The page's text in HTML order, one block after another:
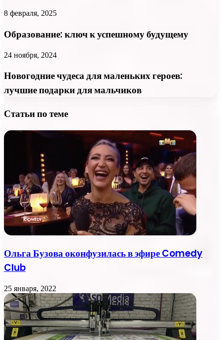
8 февраля, 2025
Образование: ключ к успешному будущему
24 ноября, 2024
Новогодние чудеса для маленьких героев:
лучшие подарки для мальчиков
Статьи по теме
Ольга Бузова оконфузилась в эфире Comedy
Club
25 января, 2022